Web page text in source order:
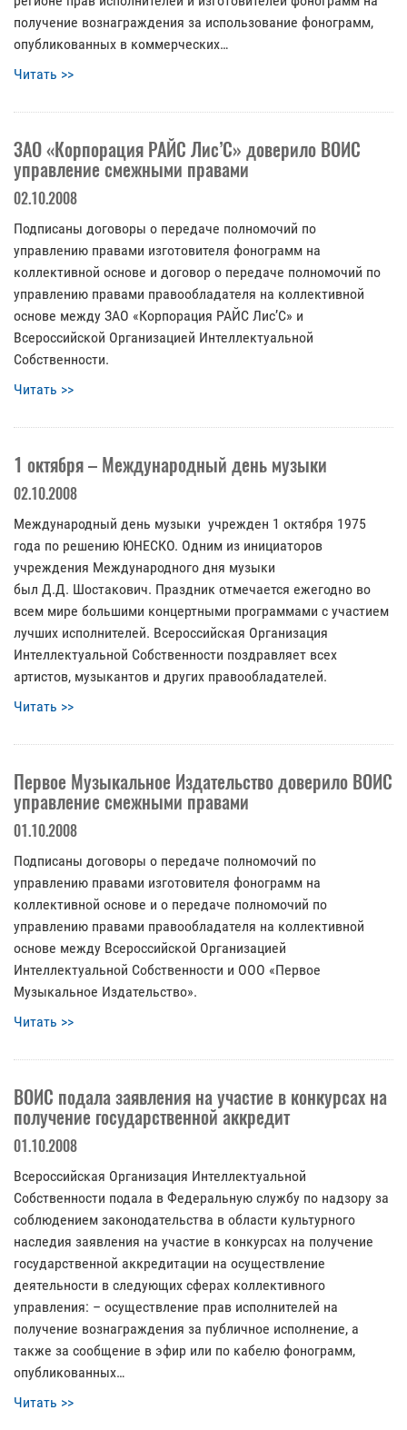
получение вознаграждения за использование фонограмм,
опубликованных в коммерческих…
Читать >>
ЗАО «Корпорация РАЙС Лис’С» доверило ВОИС
управление смежными правами
02.10.2008
Подписаны договоры о передаче полномочий по
управлению правами изготовителя фонограмм на
коллективной основе и договор о передаче полномочий по
управлению правами правообладателя на коллективной
основе между ЗАО «Корпорация РАЙС Лис’С» и
Всероссийской Организацией Интеллектуальной
Собственности.
Читать >>
1 октября – Международный день музыки
02.10.2008
Международный день музыки учрежден 1 октября 1975
года по решению ЮНЕСКО. Одним из инициаторов
учреждения Международного дня музыки
был Д.Д. Шостакович. Праздник отмечается ежегодно во
всем мире большими концертными программами с участием
лучших исполнителей. Всероссийская Организация
Интеллектуальной Собственности поздравляет всех
артистов, музыкантов и других правообладателей.
Читать >>
Первое Музыкальное Издательство доверило ВОИС
управление смежными правами
01.10.2008
Подписаны договоры о передаче полномочий по
управлению правами изготовителя фонограмм на
коллективной основе и о передаче полномочий по
управлению правами правообладателя на коллективной
основе между Всероссийской Организацией
Интеллектуальной Собственности и ООО «Первое
Музыкальное Издательство».
Читать >>
ВОИС подала заявления на участие в конкурсах на
получение государственной аккредит
01.10.2008
Всероссийская Организация Интеллектуальной
Собственности подала в Федеральную службу по надзору за
соблюдением законодательства в области культурного
наследия заявления на участие в конкурсах на получение
государственной аккредитации на осуществление
деятельности в следующих сферах коллективного
управления: – осуществление прав исполнителей на
получение вознаграждения за публичное исполнение, а
также за сообщение в эфир или по кабелю фонограмм,
опубликованных…
Читать >>